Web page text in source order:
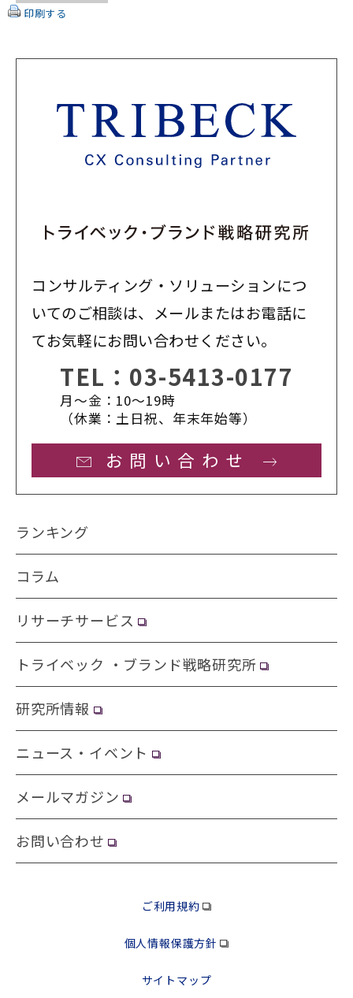
印刷する
コンサルティング・ソリューションにつ
いてのご相談は、メールまたはお電話に
てお気軽にお問い合わせください。
TEL： 03-5413-0177
月〜金：10〜19時
（休業：土日祝、年末年始等）
お問い合わせ
ランキング
コラム
リサーチサービス
トライベック ・ブランド戦略研究所
研究所情報
ニュース・イベント
メールマガジン
お問い合わせ
ご利用規約
個人情報保護方針
サイトマップ